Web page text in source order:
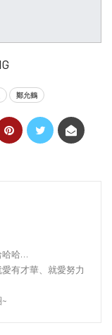
鄭允鶴
哈哈…
有才華、就愛努力